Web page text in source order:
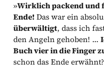
»Wirklich packend und
Ende!Das war ein
überwältigt, dass ich
den Angeln gehoben! …
Buch vier in die Finger
schon das Ende